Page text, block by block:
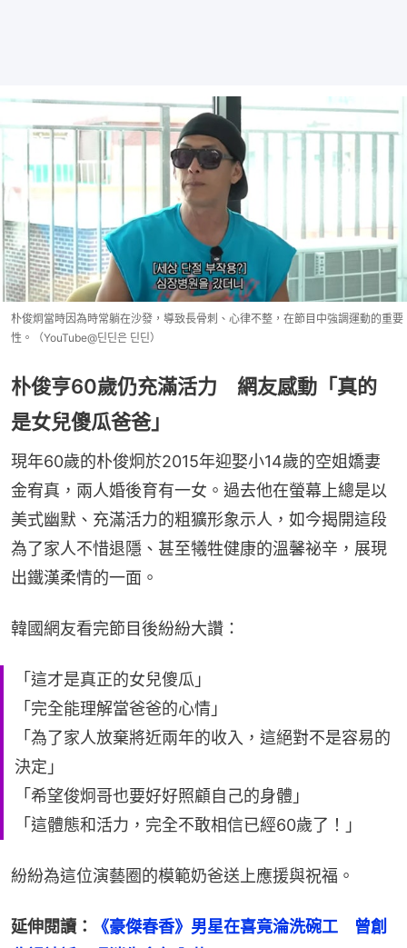
朴俊炯當時因為時常躺在沙發，導致長骨刺、心律不整，在節目中強調運動的重要
性。（YouTube@딘딘은 딘딘）
朴俊亨60歲仍充滿活力 網友感動「真的
是女兒傻瓜爸爸」
現年60歲的朴俊炯於2015年迎娶小14歲的空姐嬌妻
金宥真，兩人婚後育有一女。過去他在螢幕上總是以
美式幽默、充滿活力的粗獷形象示人，如今揭開這段
為了家人不惜退隱、甚至犧牲健康的溫馨祕辛，展現
出鐵漢柔情的一面。
韓國網友看完節目後紛紛大讚：
「這才是真正的女兒傻瓜」
「完全能理解當爸爸的心情」
「為了家人放棄將近兩年的收入，這絕對不是容易的
決定」
「希望俊炯哥也要好好照顧自己的身體」
「這體態和活力，完全不敢相信已經60歲了！」
紛紛為這位演藝圈的模範奶爸送上應援與祝福。
延伸閱讀：
《豪傑春香》男星在喜竟淪洗碗工　曾創